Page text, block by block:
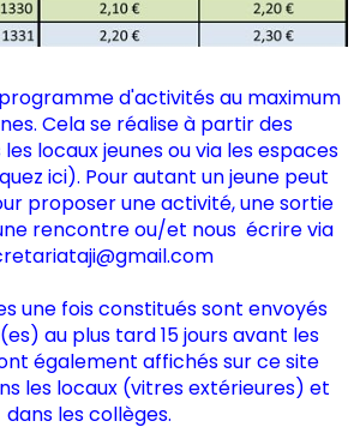
d'activités au maximum
Cela se réalise à partir des
locaux jeunes ou via les espaces
ici). Pour autant un jeune peut
proposer une activité, une sortie
rencontre ou/et nous écrire via
une fois constitués sont envoyés
au plus tard 15 jours avant les
également affichés sur ce site
les locaux (vitres extérieures) et
dans les collèges.